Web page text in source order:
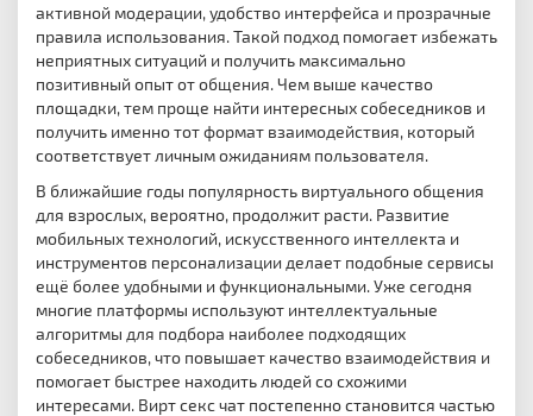
активной модерации, удобство интерфейса и прозрачные
правила использования. Такой подход помогает избежать
неприятных ситуаций и получить максимально
позитивный опыт от общения. Чем выше качество
площадки, тем проще найти интересных собеседников и
получить именно тот формат взаимодействия, который
соответствует личным ожиданиям пользователя.
В ближайшие годы популярность виртуального общения
для взрослых, вероятно, продолжит расти. Развитие
мобильных технологий, искусственного интеллекта и
инструментов персонализации делает подобные сервисы
ещё более удобными и функциональными. Уже сегодня
многие платформы используют интеллектуальные
алгоритмы для подбора наиболее подходящих
собеседников, что повышает качество взаимодействия и
помогает быстрее находить людей со схожими
интересами. Вирт секс чат постепенно становится частью